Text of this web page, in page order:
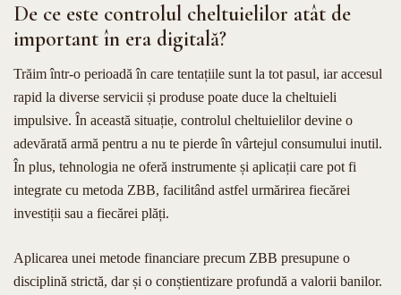
De ce este controlul cheltuielilor atât de
important în era digitală?
Trăim într-o perioadă în care tentațiile sunt la tot pasul, iar accesul
rapid la diverse servicii și produse poate duce la cheltuieli
impulsive. În această situație, controlul cheltuielilor devine o
adevărată armă pentru a nu te pierde în vârtejul consumului inutil.
În plus, tehnologia ne oferă instrumente și aplicații care pot fi
integrate cu metoda ZBB, facilitând astfel urmărirea fiecărei
investiții sau a fiecărei plăți.
Aplicarea unei metode financiare precum ZBB presupune o
disciplină strictă, dar și o conștientizare profundă a valorii banilor.